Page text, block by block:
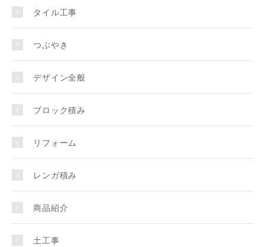
タイル工事
つぶやき
デザイン全般
ブロック積み
リフォーム
レンガ積み
商品紹介
土工事